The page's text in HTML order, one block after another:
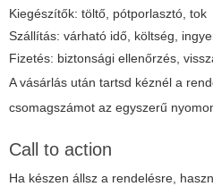
Kiegészítők: töltő, pótporlasztó, tok
Szállítás: várható idő, költség,
Fizetés: biztonsági ellenőrzés,
A vásárlás után tartsd kéznél a
csomagszámot az egyszerű
Call to action
Ha készen állsz a rendelésre,